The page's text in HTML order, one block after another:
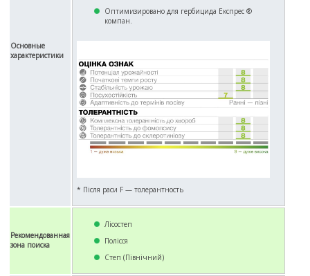
Основные
характеристики
Оптимизировано для гербицида Експрес ®
компан.
* Після раси F — толерантность
Рекомендованная
зона поиска
Лісостеп
Полісся
Степ (Північний)